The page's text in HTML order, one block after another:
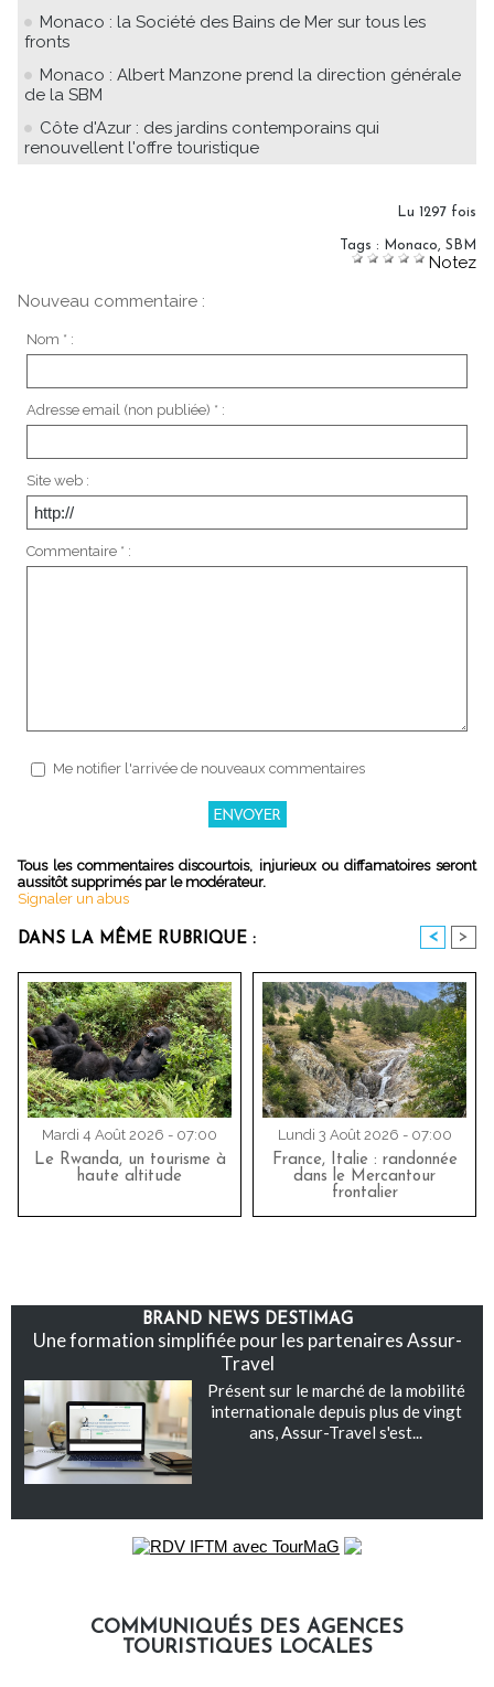
Monaco : la Société des Bains de Mer sur tous les
fronts
Monaco : Albert Manzone prend la direction générale
de la SBM
Côte d'Azur : des jardins contemporains qui
renouvellent l'offre touristique
Lu 1297 fois
Tags : Monaco SBM
Notez
Nouveau commentaire :
Nom * :
Adresse email (non publiée) * :
Site web :
Commentaire * :
Me notifier l'arrivée de nouveaux commentaires
Tous les commentaires discourtois, injurieux ou diffamatoires seront
aussitôt supprimés par le modérateur.
Signaler un abus
DANS LA MÊME RUBRIQUE : < >
Mardi 4 Août 2026 - 07:00
Le Rwanda, un tourisme à
haute altitude
Lundi 3 Août 2026 - 07:00
France, Italie : randonnée
dans le Mercantour
frontalier
BRAND NEWS DESTIMAG
Une formation simplifiée pour les partenaires Assur-
Travel
Présent sur le marché de la mobilité
internationale depuis plus de vingt
ans, Assur-Travel s'est...
COMMUNIQUÉS DES AGENCES
TOURISTIQUES LOCALES